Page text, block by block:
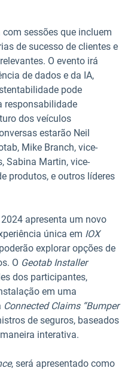
sessões que incluem
de sucesso de clientes e
O evento irá
de dados e da IA,
pode
responsabilidade
dos veículos
estarão Neil
Mike Branch, vice-
Sabina Martin, vice-
produtos, e outros líderes
apresenta um novo
única em IOX
explorar opções de
O Geotab Installer
dos participantes,
em uma
Connected Claims “Bumper
de seguros, baseados
interativa.
, será apresentado como